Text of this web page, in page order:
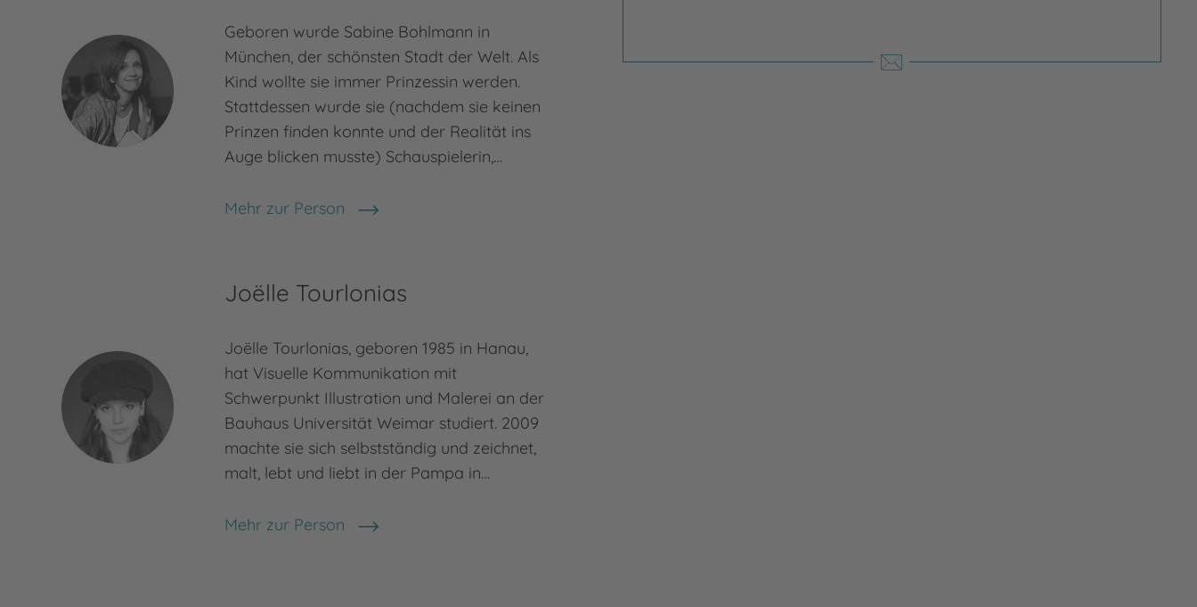
Geboren wurde Sabine Bohlmann in
München, der schönsten Stadt der Welt. Als
Kind wollte sie immer Prinzessin werden.
Stattdessen wurde sie (nachdem sie keinen
Prinzen finden konnte und der Realität ins
Auge blicken musste) Schauspielerin,…
Mehr zur Person
Sabine Bohlmann
Joëlle Tourlonias
Joëlle Tourlonias, geboren 1985 in Hanau,
hat Visuelle Kommunikation mit
Schwerpunkt Illustration und Malerei an der
Bauhaus Universität Weimar studiert. 2009
machte sie sich selbstständig und zeichnet,
malt, lebt und liebt in der Pampa in…
Mehr zur Person
Joëlle Tourlonias